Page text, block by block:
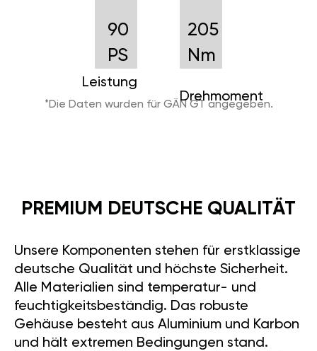
90
PS
Leistung
205
Nm
Drehmoment
*Die Daten wurden für GÄN GT angegeben.
PREMIUM DEUTSCHE QUALITÄT
Unsere Komponenten stehen für erstklassige
deutsche Qualität und höchste Sicherheit.
Alle Materialien sind temperatur- und
feuchtigkeitsbeständig. Das robuste
Gehäuse besteht aus Aluminium und Karbon
und hält extremen Bedingungen stand.